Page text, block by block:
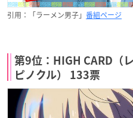
引用：「ラーメン男子」 番組ページ
第9位：HIGH CARD（
ピノクル） 133票